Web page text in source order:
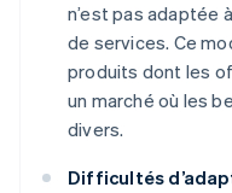
n’est pas adaptée
de services. Ce
produits dont les
un marché où les
divers.
Difficultés